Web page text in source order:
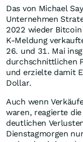
Das von Michael
Unternehmen
2022 wieder
K-Meldung
26. und 31. Mai
durchschnittlichen
und erzielte damit
Dollar.
Auch wenn
waren, reagierte
deutlichen
Dienstagmorgen